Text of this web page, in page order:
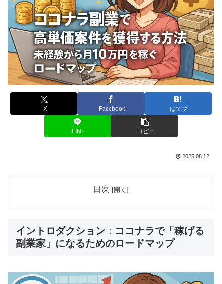
X Facebook はてブ
LINE コピー
2025.08.12
目次
イントロダクション：ココナラで「稼げる
副業家」になるためのロードマップ